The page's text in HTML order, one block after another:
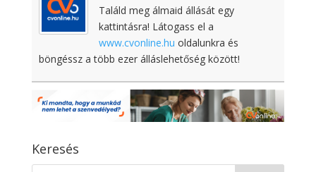
Találd meg álmaid állását egy
kattintásra! Látogass el a
www.cvonline.hu oldalunkra és
böngéssz a több ezer álláslehetőség között!
Keresés